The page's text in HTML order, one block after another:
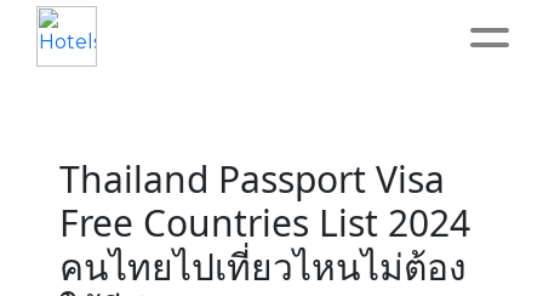
About
Service
Thailand Passport Visa
Free Countries List 2024
คนไทยไปเที่ยวไหนไม่ต้อง